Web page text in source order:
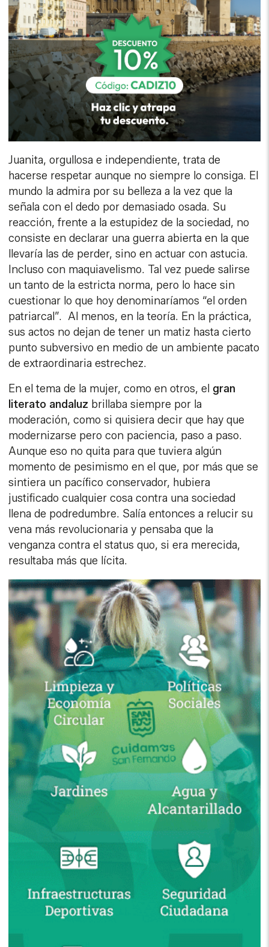
Juanita, orgullosa e independiente, trata de
hacerse respetar aunque no siempre lo consiga. El
mundo la admira por su belleza a la vez que la
señala con el dedo por demasiado osada. Su
reacción, frente a la estupidez de la sociedad, no
consiste en declarar una guerra abierta en la que
llevaría las de perder, sino en actuar con astucia.
Incluso con maquiavelismo. Tal vez puede salirse
un tanto de la estricta norma, pero lo hace sin
cuestionar lo que hoy denominaríamos “el orden
patriarcal”. Al menos, en la teoría. En la práctica,
sus actos no dejan de tener un matiz hasta cierto
punto subversivo en medio de un ambiente pacato
de extraordinaria estrechez.
En el tema de la mujer, como en otros, el gran
literato andaluz brillaba siempre por la
moderación, como si quisiera decir que hay que
modernizarse pero con paciencia, paso a paso.
Aunque eso no quita para que tuviera algún
momento de pesimismo en el que, por más que se
sintiera un pacífico conservador, hubiera
justificado cualquier cosa contra una sociedad
llena de podredumbre. Salía entonces a relucir su
vena más revolucionaria y pensaba que la
venganza contra el status quo, si era merecida,
resultaba más que lícita.